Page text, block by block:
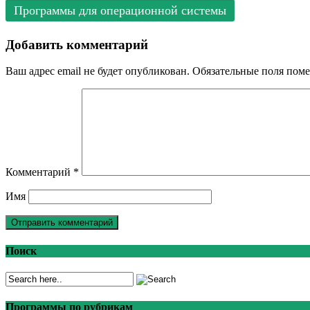
Программы для операционной системы
Добавить комментарий
Ваш адрес email не будет опубликован. Обязательные поля
Комментарий *
Имя
Поиск
Программы по рубрикам